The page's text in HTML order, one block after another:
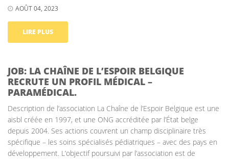
AOÛT 04, 2023
LIRE PLUS
JOB: LA CHAÎNE DE L’ESPOIR BELGIQUE
RECRUTE UN PROFIL MÉDICAL –
PARAMÉDICAL.
Description de l’association La Chaîne de l’Espoir Belgique est une
aisbl créée en 1997, et une ONG accréditée par l’État belge
depuis 2004. Ses actions couvrent un champ disciplinaire très
spécifique – les soins spécialisés pédiatriques – avec des pays en
développement. L’objectif poursuivi par l’association est de